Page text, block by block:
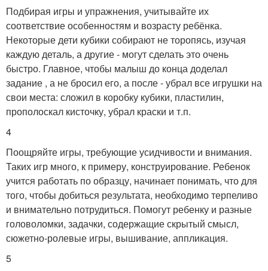
Подбирая игры и упражнения, учитывайте их
соответствие особенностям и возрасту ребёнка.
Некоторые дети кубики собирают не торопясь, изучая
каждую деталь, а другие - могут сделать это очень
быстро. Главное, чтобы малыш до конца доделал
задание , а не бросил его, а после - убрал все игрушки на
свои места: сложил в коробку кубики, пластилин,
прополоскал кисточку, убрал краски и т.п.
4
Поощряйте игры, требующие усидчивости и внимания.
Таких игр много, к примеру, конструирование. Ребенок
учится работать по образцу, начинает понимать, что для
того, чтобы добиться результата, необходимо терпеливо
и внимательно потрудиться. Помогут ребенку и разные
головоломки, задачки, содержащие скрытый смысл,
сюжетно-ролевые игры, вышивание, аппликация.
5